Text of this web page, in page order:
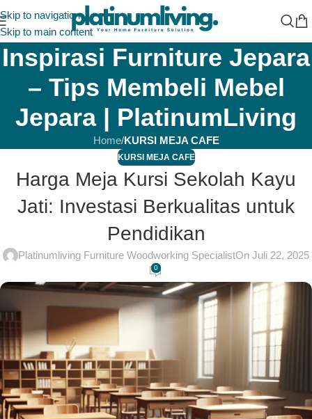
Skip to navigation
Skip to main content
Inspirasi Furniture Jepara
– Tips Membeli Mebel
Jepara | PlatinumLiving
Home/KURSI MEJA CAFE
KURSI MEJA CAFE
Harga Meja Kursi Sekolah Kayu
Jati: Investasi Berkualitas untuk
Pendidikan
Platinumliving Furniture Woodworking SpecialistOn Juli 22, 2025
0